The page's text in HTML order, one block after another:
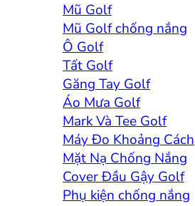
Mũ Golf
Mũ Golf chống nắng
Ô Golf
Tất Golf
Găng Tay Golf
Áo Mưa Golf
Mark Và Tee Golf
Máy Đo Khoảng Cách
Mặt Nạ Chống Nắng
Cover Đầu Gậy Golf
Phụ kiện chống nắng